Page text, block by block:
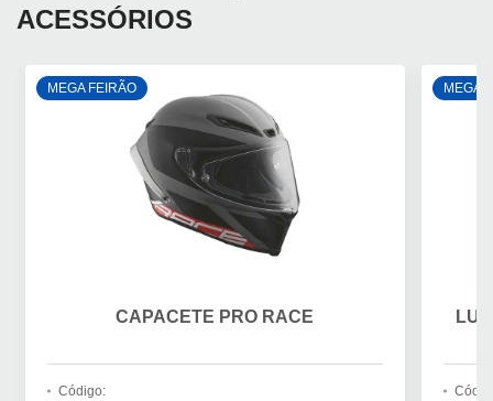
ACESSÓRIOS
MEGA FEIRÃO
CAPACETE PRO RACE
Código:
MEGA